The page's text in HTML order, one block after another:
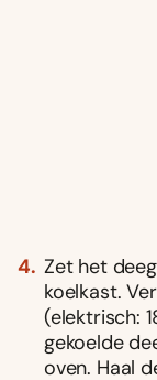
Zet het
koelkast.
(elektrisch:
gekoelde
oven. Haal